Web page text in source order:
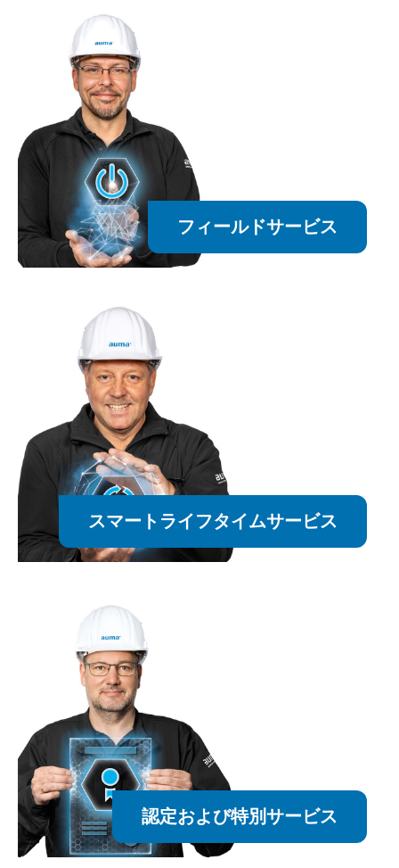
フィールドサービス
スマートライフタイムサービス
認定および特別サービス